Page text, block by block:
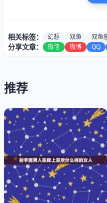
为不论他们怎么生气，双
他们会一时气急而和你争吵
脾气和态度转化的非常快！
了下一刻，我们可能已经
刚刚激昂的情绪立刻又陷入
愁善感，而幻想是双向的，
来。
相关标签： 幻想 双鱼 双鱼
分享文章： 微信 微博 QQ
推荐